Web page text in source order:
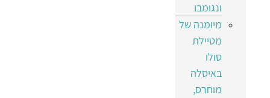
ונגומבו
מיומנה של
מטיילת
סולו
באיסלה
מוחרס,